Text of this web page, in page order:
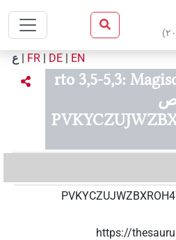
)
EN
|
DE
|
FR
| ع
rto 3,5-5,3:
https://